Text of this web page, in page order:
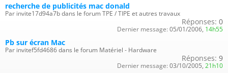
recherche de publicités mac donald
Par invite17d94a7b dans le forum TPE / TIPE et autres travaux
Réponses: 0
Dernier message: 05/01/2006, 14h55
Pb sur écran Mac
Par invitef5fd4686 dans le forum Matériel - Hardware
Réponses: 9
Dernier message: 03/10/2005, 21h10